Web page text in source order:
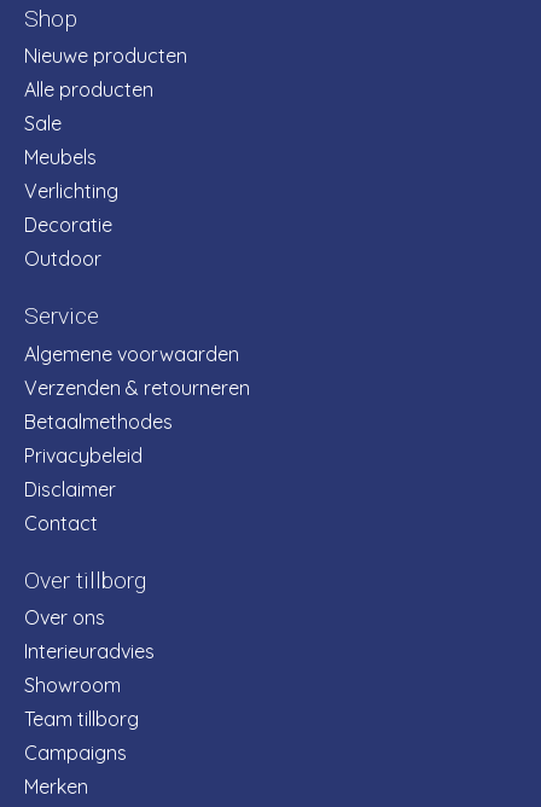
Shop
Nieuwe producten
Alle producten
Sale
Meubels
Verlichting
Decoratie
Outdoor
Service
Algemene voorwaarden
Verzenden & retourneren
Betaalmethodes
Privacybeleid
Disclaimer
Contact
Over tillborg
Over ons
Interieuradvies
Showroom
Team tillborg
Campaigns
Merken